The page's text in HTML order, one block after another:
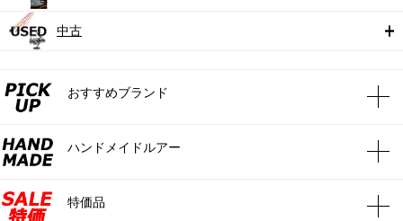
中古
おすすめブランド
ハンドメイドルアー
特価品